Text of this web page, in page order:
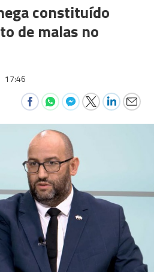
constituído
de malas no
17:46